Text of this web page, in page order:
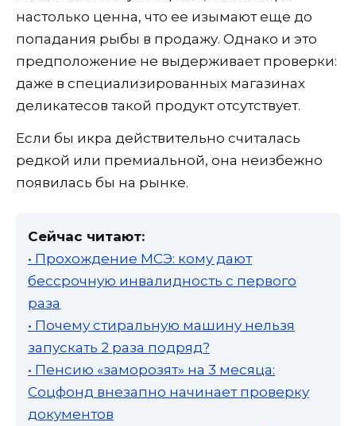
настолько ценна, что ее изымают еще до
попадания рыбы в продажу. Однако и это
предположение не выдерживает проверки:
даже в специализированных магазинах
деликатесов такой продукт отсутствует.
Если бы икра действительно считалась
редкой или премиальной, она неизбежно
появилась бы на рынке.
Сейчас читают:
• Прохождение МСЭ: кому дают
бессрочную инвалидность с первого
раза
• Почему стиральную машину нельзя
запускать 2 раза подряд?
• Пенсию «заморозят» на 3 месяца:
Соцфонд внезапно начинает проверку
документов